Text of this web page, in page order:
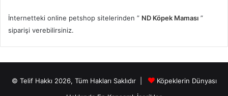
İnternetteki online petshop sitelerinden ” ND Köpek Maması ”
siparişi verebilirsiniz.
© Telif Hakkı 2026, Tüm Hakları Saklıdır |
Köpeklerin Dünyası